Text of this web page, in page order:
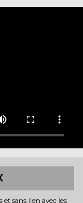
sans lien avec les